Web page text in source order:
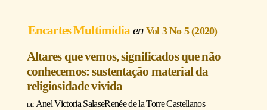
Encartes Multimídia Vol 3 No 5 (2020)
Altares que vemos, significados que não
conhecemos: sustentação material da
religiosidade vivida
Anel Victoria SalaseRenée de la Torre Castellanos